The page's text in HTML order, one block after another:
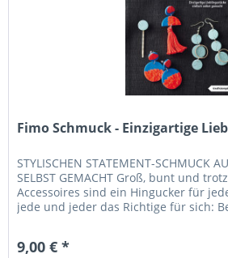
Fimo Schmuck - Einzigartige
STYLISCHEN STATEMENT-SCHMUCK
SELBST GEMACHT Groß, bunt und
Accessoires sind ein Hingucker für
jede und jeder das Richtige für sich:
9,00 € *